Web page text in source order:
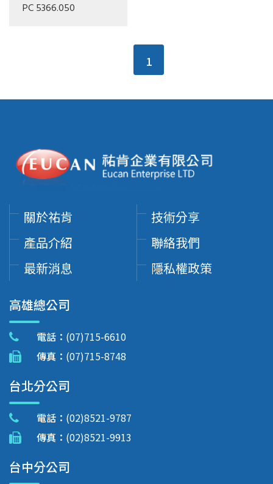
PC 5366.050
1
關於祐肯
產品介紹
最新消息
技術分享
聯絡我們
隱私權政策
高雄總公司
電話： (07)715-6610
傳真： (07)715-8748
台北分公司
電話： (02)8521-9787
傳真： (02)8521-9913
台中分公司